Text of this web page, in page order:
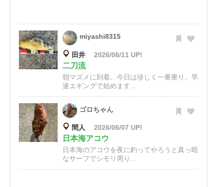
miyashi8315
田井 2026/06/11 UP!
二刀流
朝マズメに到着。今日は珍しく一番乗り。早
速エギングで始めます...
ゴロちゃん
間人 2026/06/07 UP!
日本海アコウ
日本海のアコウを夜に釣ってやろうと真っ暗
なサーフでシモリ周り...